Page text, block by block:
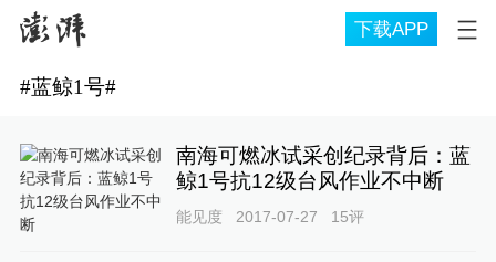
下载APP
#蓝鲸1号#
南海可燃冰试采创纪录背后：蓝
鲸1号抗12级台风作业不中断
能见度 2017-07-27 15评